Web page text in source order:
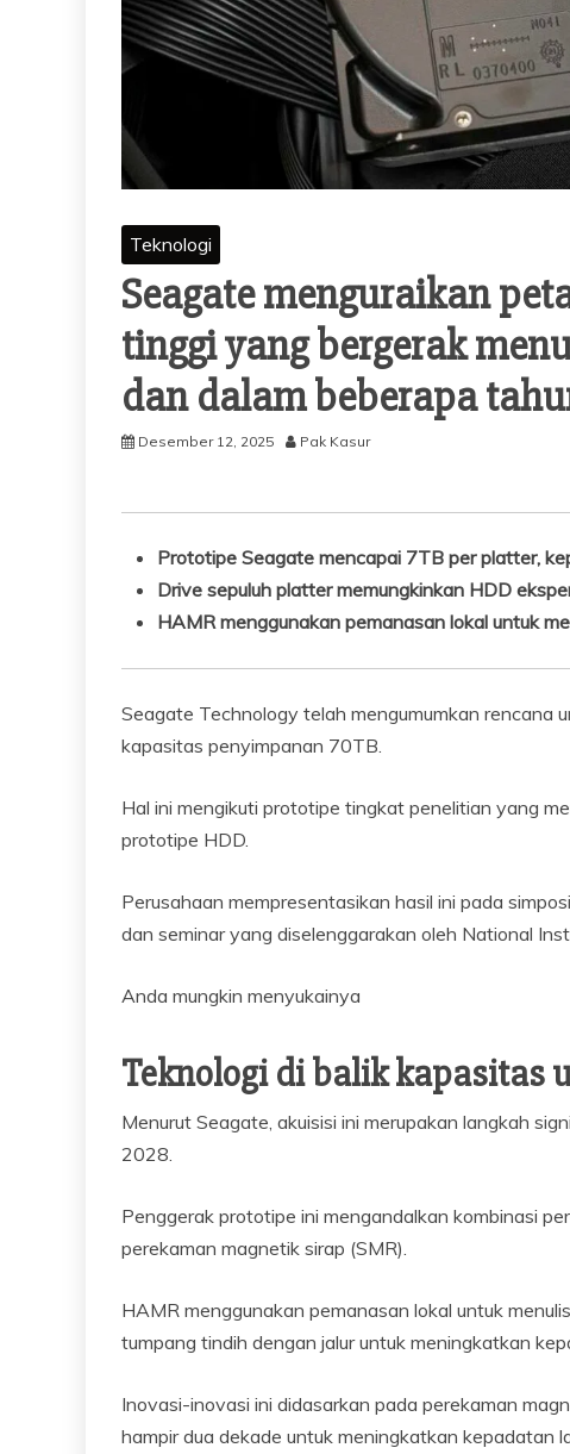
Teknologi
Seagate menguraikan
tinggi yang bergerak
dan dalam beberapa
Desember 12, 2025 Pak Kasur
Prototipe Seagate mencapai 7TB per platter,
Drive sepuluh platter memungkinkan HDD
HAMR menggunakan pemanasan lokal untuk
Seagate Technology telah mengumumkan rencana
kapasitas penyimpanan 70TB.
Hal ini mengikuti prototipe tingkat penelitian yang
prototipe HDD.
Perusahaan mempresentasikan hasil ini pada
dan seminar yang diselenggarakan oleh National
Anda mungkin menyukainya
Teknologi di balik kapasitas
Menurut Seagate, akuisisi ini merupakan langkah
2028.
Penggerak prototipe ini mengandalkan kombinasi
perekaman magnetik sirap (SMR).
HAMR menggunakan pemanasan lokal untuk
tumpang tindih dengan jalur untuk meningkatkan
Inovasi-inovasi ini didasarkan pada perekaman
hampir dua dekade untuk meningkatkan kepadatan